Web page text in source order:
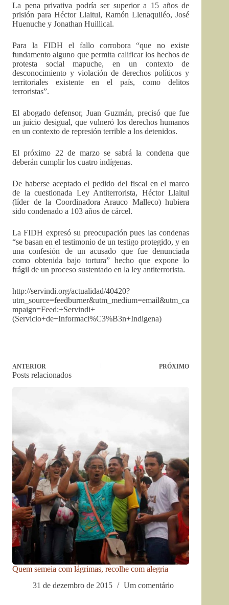
La pena privativa podría ser superior a 15 años de
prisión para Héctor Llaitul, Ramón Llenaquiléo, José
Huenuche y Jonathan Huillical.
Para la FIDH el fallo corrobora “que no existe
fundamento alguno que permita calificar los hechos de
protesta social mapuche, en un contexto de
desconocimiento y violación de derechos políticos y
territoriales existente en el país, como delitos
terroristas”.
El abogado defensor, Juan Guzmán, precisó que fue
un juicio desigual, que vulneró los derechos humanos
en un contexto de represión terrible a los detenidos.
El próximo 22 de marzo se sabrá la condena que
deberán cumplir los cuatro indígenas.
De haberse aceptado el pedido del fiscal en el marco
de la cuestionada Ley Antiterrorista, Héctor Llaitul
(líder de la Coordinadora Arauco Malleco) hubiera
sido condenado a 103 años de cárcel.
La FIDH expresó su preocupación pues las condenas
“se basan en el testimonio de un testigo protegido, y en
una confesión de un acusado que fue denunciada
como obtenida bajo tortura” hecho que expone lo
frágil de un proceso sustentado en la ley antiterrorista.
http://servindi.org/actualidad/40420?
utm_source=feedburner&utm_medium=email&utm_ca
mpaign=Feed:+Servindi+
(Servicio+de+Informaci%C3%B3n+Indigena)
ANTERIOR PRÓXIMO
Posts relacionados
Quem semeia com lágrimas, recolhe com alegria
31 de dezembro de 2015
Um comentário